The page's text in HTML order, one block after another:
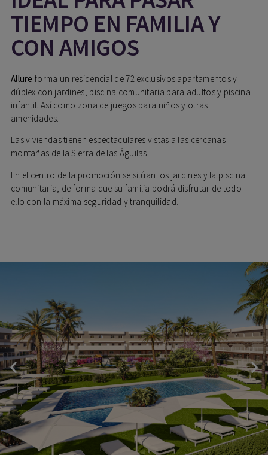
TIEMPO EN FAMILIA Y
CON AMIGOS
Allureforma un residencial de 72 exclusivos apartamentos y
dúplex con jardines, piscina comunitaria para adultos y piscina
infantil. Así como zona de juegos para niños y otras
amenidades.
Las viviendas tienen espectaculares vistas a las cercanas
montañas de la Sierra de las Águilas.
En el centro de la promoción se sitúan los jardines y la piscina
comunitaria, de forma que su familia podrá disfrutar de todo
ello con la máxima seguridad y tranquilidad.